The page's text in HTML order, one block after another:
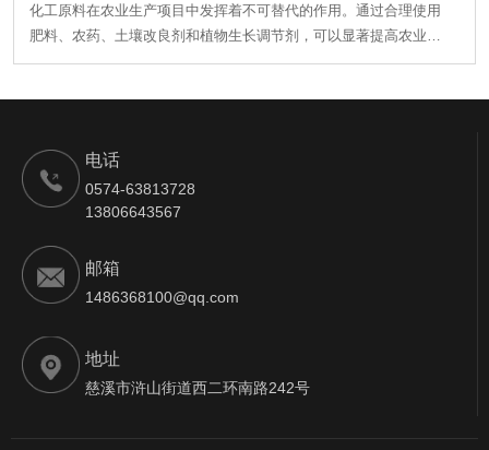
化工原料在农业生产项目中发挥着不可替代的作用。通过合理使用
肥料、农药、土壤改良剂和植物生长调节剂，可以显著提高农业生
产的效率和产品质量。然而，在使用这些化工原料时，必须遵循科
电话
0574-63813728
13806643567
邮箱
1486368100@qq.com
地址
慈溪市浒山街道西二环南路242号